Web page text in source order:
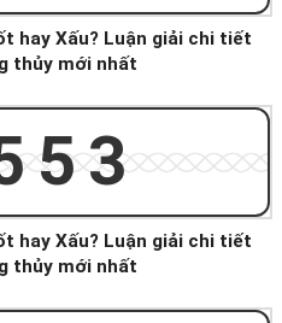
hay Xấu? Luận giải chi tiết
thủy mới nhất
hay Xấu? Luận giải chi tiết
thủy mới nhất